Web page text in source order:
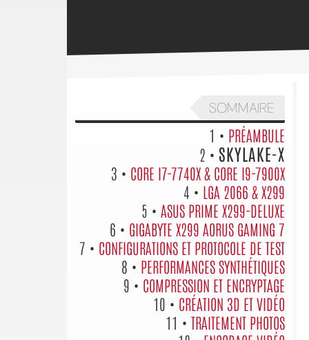
SOMMAIRE
1 • PRÉAMBULE
2 • SKYLAKE-X
3 • CORE I7-7740X & CORE I9-7900X
4 • LGA 2066 & X299
5 • ASUS PRIME X299-DELUXE
6 • GIGABYTE X299 AORUS GAMING 7
7 • CONFIGURATIONS ET PROTOCOLE DE TEST
8 • PERFORMANCES SYNTHÉTIQUES
9 • COMPRESSION ET ENCRYPTAGE
10 • CRÉATION 3D ET VIDÉO
11 • TRAITEMENT PHOTOS